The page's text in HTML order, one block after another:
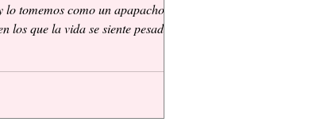
lo tomemos como un apapacho,
los que la vida se siente pesada y
Collagen Hydrogel Mask con